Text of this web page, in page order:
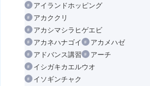
アイランドホッピング
アカククリ
アカシマシラヒゲエビ
アカネハナゴイ
アカメハゼ
アドバンス講習
アーチ
イシガキカエルウオ
イソギンチャク